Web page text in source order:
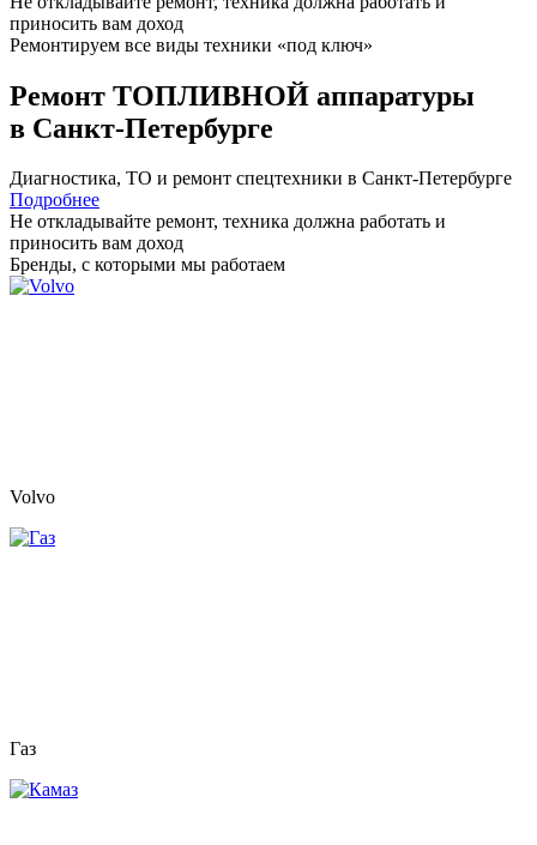
приносить вам доход
Ремонтируем все виды техники «под ключ»
Ремонт ТОПЛИВНОЙ аппаратуры
в Санкт-Петербурге
Диагностика, ТО и ремонт спецтехники в Санкт-Петербурге
Подробнее
Не откладывайте ремонт, техника должна работать и
приносить вам доход
Бренды, с которыми мы работаем
Volvo
Газ